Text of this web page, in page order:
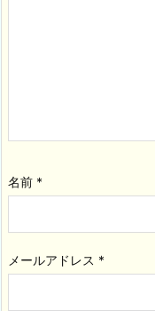
名前 *
メールアドレス *